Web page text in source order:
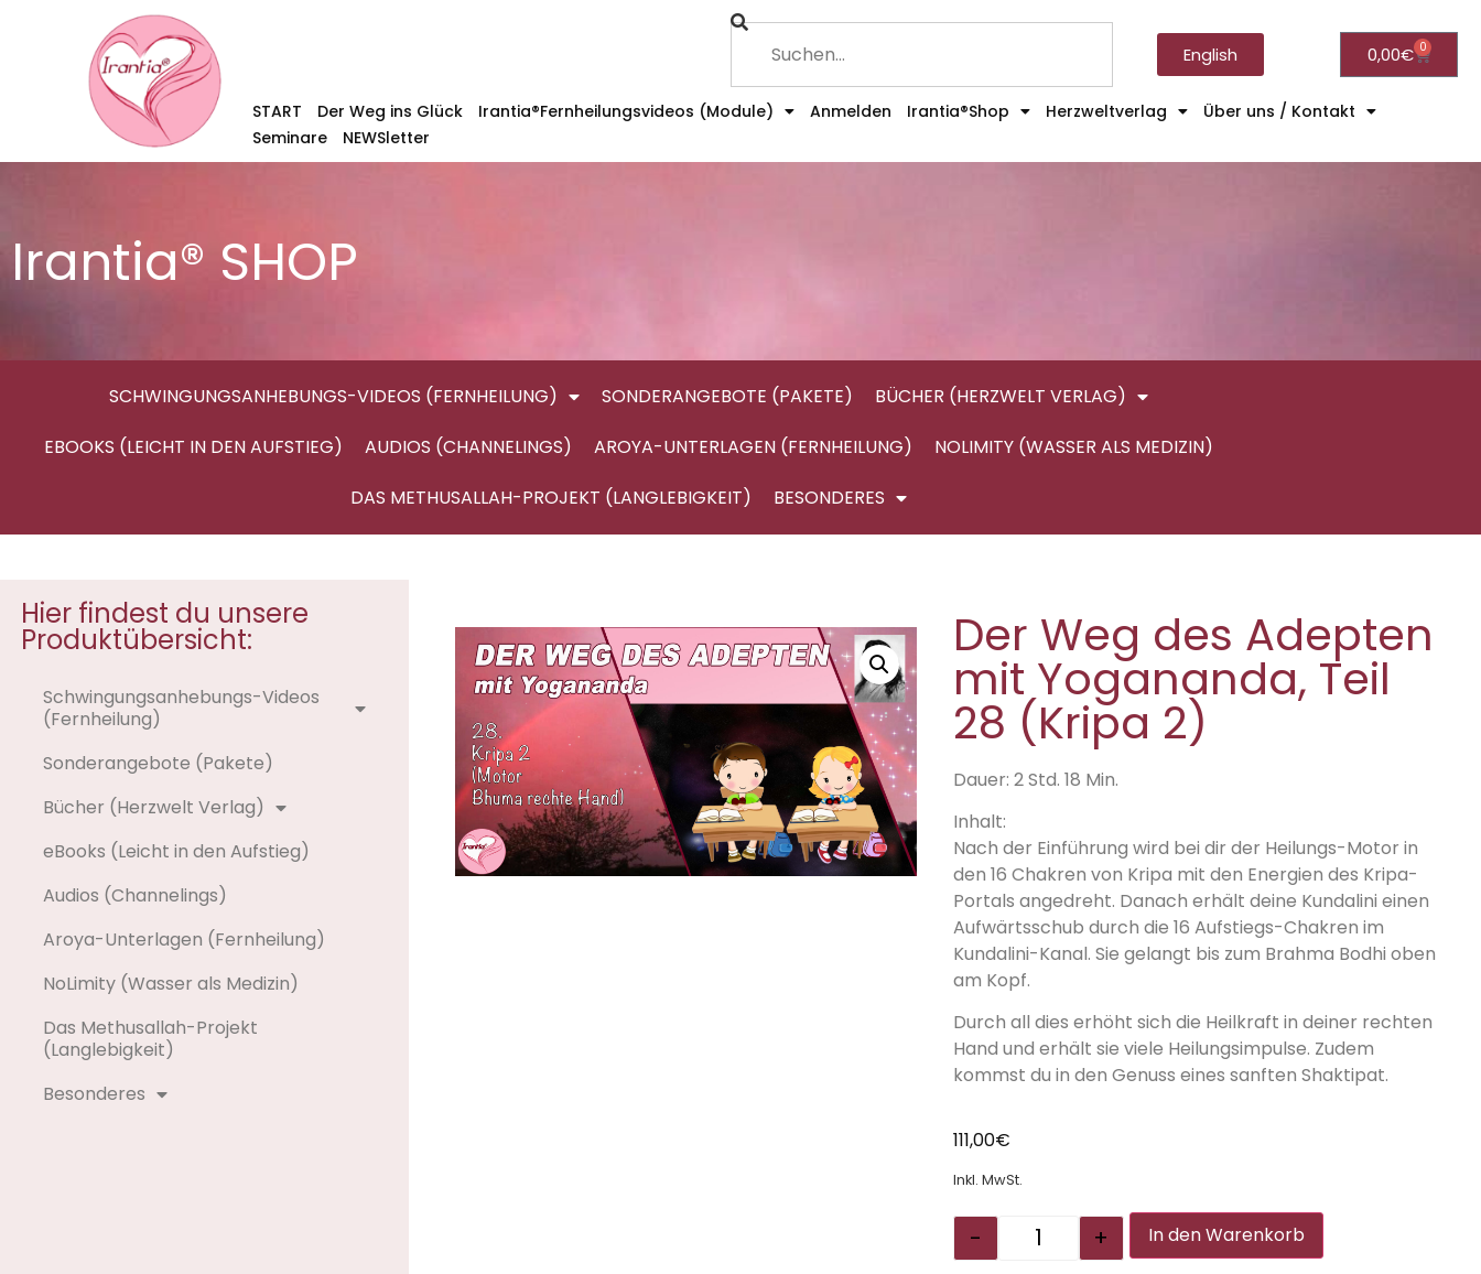
English 0,00€ 0
START Der Weg ins Glück Irantia®Fernheilungsvideos (Module) Anmelden Irantia®Shop Herzweltverlag
Über uns / Kontakt
Seminare
NEWSletter
Irantia® SHOP
SCHWINGUNGSANHEBUNGS-VIDEOS (FERNHEILUNG) SONDERANGEBOTE (PAKETE)
BÜCHER (HERZWELT VERLAG)
EBOOKS (LEICHT IN DEN AUFSTIEG)
AUDIOS (CHANNELINGS) AROYA-UNTERLAGEN (FERNHEILUNG)
NOLIMITY (WASSER ALS MEDIZIN)
DAS METHUSALLAH-PROJEKT (LANGLEBIGKEIT)
BESONDERES
Hier findest du unsere
Produktübersicht:
Schwingungsanhebungs-Videos
(Fernheilung)
Sonderangebote (Pakete)
Bücher (Herzwelt Verlag)
eBooks (Leicht in den Aufstieg)
Audios (Channelings)
Aroya-Unterlagen (Fernheilung)
NoLimity (Wasser als Medizin)
Das Methusallah-Projekt
(Langlebigkeit)
Besonderes
Der Weg des Adepten
mit Yogananda, Teil
28 (Kripa 2)
Dauer: 2 Std. 18 Min.
Inhalt:
Nach der Einführung wird bei dir der Heilungs-Motor in
den 16 Chakren von Kripa mit den Energien des Kripa-
Portals angedreht. Danach erhält deine Kundalini einen
Aufwärtsschub durch die 16 Aufstiegs-Chakren im
Kundalini-Kanal. Sie gelangt bis zum Brahma Bodhi oben
am Kopf.
Durch all dies erhöht sich die Heilkraft in deiner rechten
Hand und erhält sie viele Heilungsimpulse. Zudem
kommst du in den Genuss eines sanften Shaktipat.
111,00€
Inkl. MwSt.
- + In den Warenkorb